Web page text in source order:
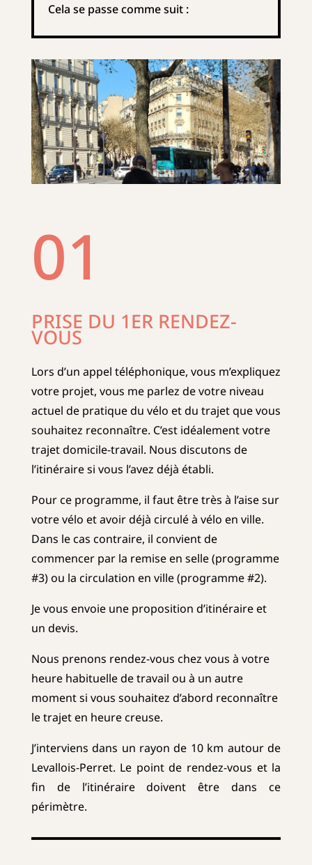
Cela se passe comme suit :
01
PRISE DU 1ER RENDEZ-
VOUS
Lors d’un appel téléphonique, vous m’expliquez
votre projet, vous me parlez de votre niveau
actuel de pratique du vélo et du trajet que vous
souhaitez reconnaître. C’est idéalement votre
trajet domicile-travail. Nous discutons de
l’itinéraire si vous l’avez déjà établi.
Pour ce programme, il faut être très à l’aise sur
votre vélo et avoir déjà circulé à vélo en ville.
Dans le cas contraire, il convient de
commencer par la remise en selle (programme
#3) ou la circulation en ville (programme #2).
Je vous envoie une proposition d’itinéraire et
un devis.
Nous prenons rendez-vous chez vous à votre
heure habituelle de travail ou à un autre
moment si vous souhaitez d’abord reconnaître
le trajet en heure creuse.
J’interviens dans un rayon de 10 km autour de
Levallois-Perret. Le point de rendez-vous et la
fin de l’itinéraire doivent être dans ce
périmètre.